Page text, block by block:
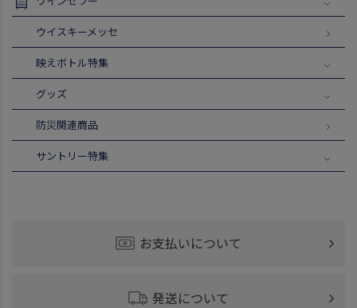
ウイスキーメッセ
映えボトル特集
グッズ
防災関連商品
サントリー特集
お支払いについて
発送について